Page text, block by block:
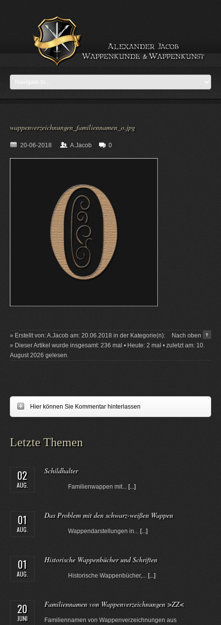
wappenverzeichnungen_familiennamen_o.jpg
20-06-2018 A.Jacob 0
Nach oben
» Erstellt von: A.Jacob am: 20.06.2018 in der Kategorie(n):
» Dieser Artikel wurde insgesamt: 236 mal • Heute: 2 mal • zuletzt am: 10.
August 2026 gelesen.
Hier können Sie Kommentar hinterlassen
Letzte Themen
02
AUG.
Schildhalter
Familienwappen mit... [...]
01
AUG.
Das Problem mit den schwarz-weißen Wappen
Wappendarstellungen in... [...]
01
AUG.
Historische Wappenbücher und Schriften
Historische Wappenbücher,... [...]
20
JUNI
Familiennamen von Wappenverzeichnungen >ZZ<
Familiennamen von Wappenverzeichnungen aus